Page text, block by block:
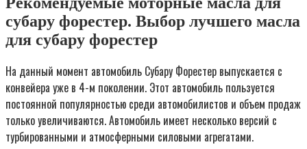
субару форестер. Выбор лучшего масла
для субару форестер
На данный момент автомобиль Субару Форестер выпускается с
конвейера уже в 4-м поколении. Этот автомобиль пользуется
постоянной популярностью среди автомобилистов и объем продаж
только увеличиваются. Автомобиль имеет несколько версий с
турбированными и атмосферными силовыми агрегатами.